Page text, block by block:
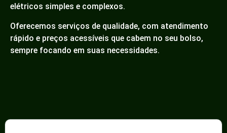
elétricos simples e complexos.
Oferecemos serviços de qualidade, com atendimento
rápido e preços acessíveis que cabem no seu bolso,
sempre focando em suas necessidades.